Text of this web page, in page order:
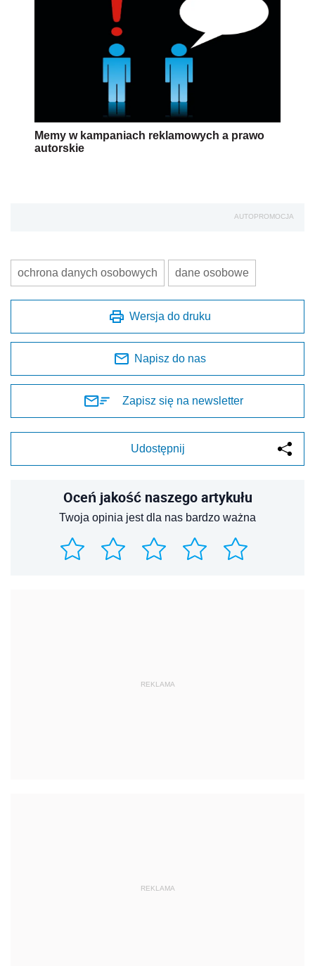
Memy w kampaniach reklamowych a prawo
autorskie
AUTOPROMOCJA
ochrona danych osobowych dane osobowe
Wersja do druku
Napisz do nas
Zapisz się na newsletter
Udostępnij
Oceń jakość naszego artykułu
Twoja opinia jest dla nas bardzo ważna
REKLAMA
REKLAMA